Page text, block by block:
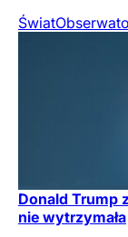
Świat
Donald Trump
nie wytrzymała